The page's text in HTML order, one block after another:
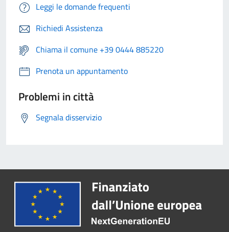
Leggi le domande frequenti
Richiedi Assistenza
Chiama il comune +39 0444 885220
Prenota un appuntamento
Problemi in città
Segnala disservizio